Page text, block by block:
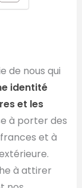
de nous qui
identité
et les
à porter des
et à
à attirer